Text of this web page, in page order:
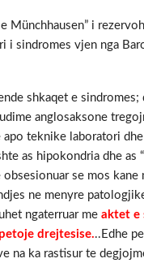
e Münchhausen” i
i sindromes vjen nga
shkaqet e
anglosaksone
teknike laboratori
as hipokondria dhe as
se mos
ne menyre
ngaterruar me aktet e
drejtesise...Edhe
na ka rastisur te